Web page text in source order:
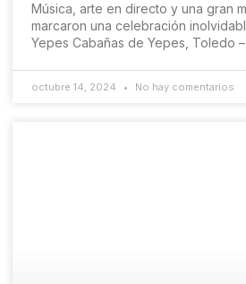
Música, arte en directo y una gran
marcaron una celebración
Yepes Cabañas de Yepes, Toledo
octubre 14, 2024 No hay comentarios